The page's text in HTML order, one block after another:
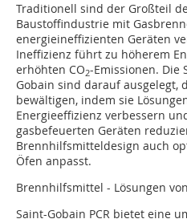
Traditionell sind der Großteil
Baustoffindustrie mit
energieineffizienten Geräten
Ineffizienz führt zu höherem
erhöhten CO2-Emissionen. Die
Gobain sind darauf ausgelegt,
bewältigen, indem sie
Energieeffizienz verbessern
gasbefeuerten Geräten
Brennhilfsmitteldesign auch
Öfen anpasst.
Brennhilfsmittel - Lösungen
Saint-Gobain PCR bietet eine